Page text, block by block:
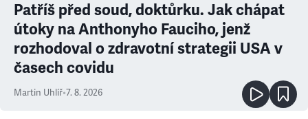
Patříš před soud, doktůrku. Jak chápat
útoky na Anthonyho Fauciho, jenž
rozhodoval o zdravotní strategii USA v
časech covidu
Martin Uhlíř•7. 8. 2026